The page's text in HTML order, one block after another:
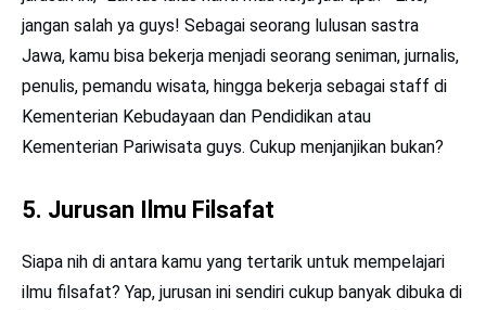
jangan salah ya guys! Sebagai seorang lulusan sastra
Jawa, kamu bisa bekerja menjadi seorang seniman, jurnalis,
penulis, pemandu wisata, hingga bekerja sebagai staff di
Kementerian Kebudayaan dan Pendidikan atau
Kementerian Pariwisata guys. Cukup menjanjikan bukan?
5. Jurusan Ilmu Filsafat
Siapa nih di antara kamu yang tertarik untuk mempelajari
ilmu filsafat? Yap, jurusan ini sendiri cukup banyak dibuka di